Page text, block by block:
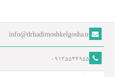
info@drhadimoshkelgosha.ir
09135544955